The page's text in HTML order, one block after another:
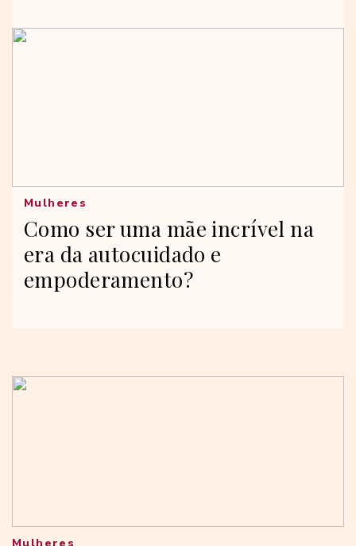
Como ser uma mãe incrível na
era da autocuidado e
empoderamento?
Mulheres